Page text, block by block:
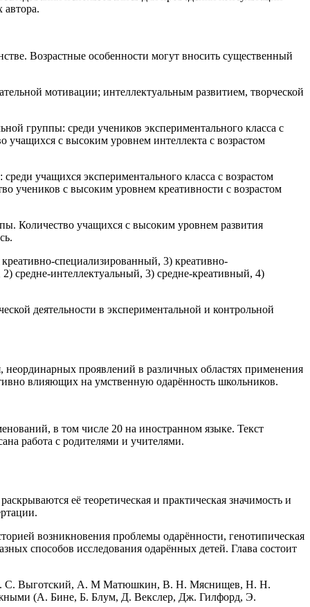
Возрастные особенности могут вносить существенный
мотивации; интеллектуальным развитием, творческой
группы: среди учеников экспериментального класса с
учащихся с высоким уровнем интеллекта с возрастом
учащихся экспериментального класса с возрастом
учеников с высоким уровнем креативности с возрастом
Количество учащихся с высоким уровнем развития
специализированный, 3) креативно-
средне-интеллектуальный, 3) средне-креативный, 4)
деятельности в экспериментальной и контрольной
проявлений в различных областях применения
влияющих на умственную одарённость школьников.
в том числе 20 на иностранном языке. Текст
работа с родителями и учителями.
её теоретическая и практическая значимость и
возникновения проблемы одарённости, генотипическая
способов исследования одарённых детей. Глава состоит
Л. С. Выготский, A. М Матюшкин, В. Н. Мяснищев, Н. Н.
(А. Бине, Б. Блум, Д. Векслер, Дж. Гилфорд, Э.